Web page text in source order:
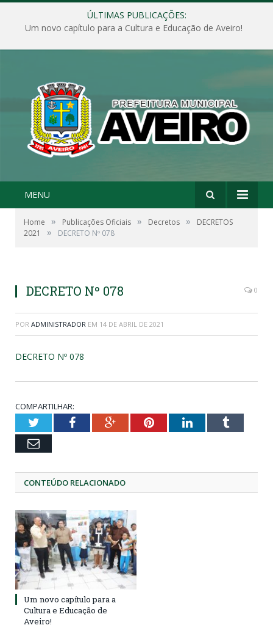
ÚLTIMAS PUBLICAÇÕES:
Um novo capítulo para a Cultura e Educação de Aveiro!
MENU
Home » Publicações Oficiais » Decretos »
DECRETOS
2021
» DECRETO Nº 078
DECRETO Nº 078 0
POR ADMINISTRADOR EM 14 DE ABRIL DE 2021
DECRETO Nº 078
COMPARTILHAR:
TwitterFacebookGoogle+PinterestLinkedInTumblr
Email
CONTEÚDO RELACIONADO
Um novo capítulo para a
Cultura e Educação de
Aveiro!